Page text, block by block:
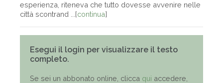
esperienza, riteneva che tutto dovesse avvenire nelle
città scontrand ...[continua]
Esegui il login per visualizzare il testo
completo.
Se sei un abbonato online, clicca qui accedere,